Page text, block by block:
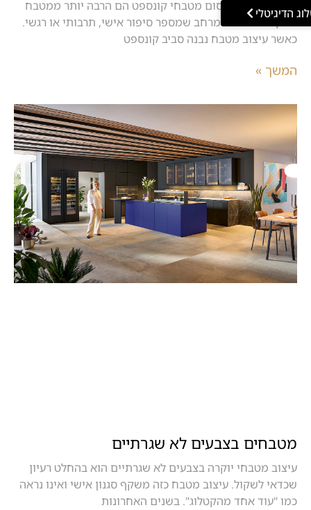
צילום: לורם איפסום מטבחי קונספט הם הרבה יותר ממטבח
פונקציונלי – הם מרחב שמספר סיפור אישי, תרבותי או רגשי.
כאשר עיצוב מטבח נבנה סביב קונספט
המשך »
מטבחים בצבעים לא שגרתיים
עיצוב מטבחי יוקרה בצבעים לא שגרתיים הוא בהחלט רעיון
שכדאי לשקול. עיצוב מטבח כזה משקף סגנון אישי ואינו נראה
כמו "עוד אחד מהקטלוג". בשנים האחרונות
הדיגיטלי